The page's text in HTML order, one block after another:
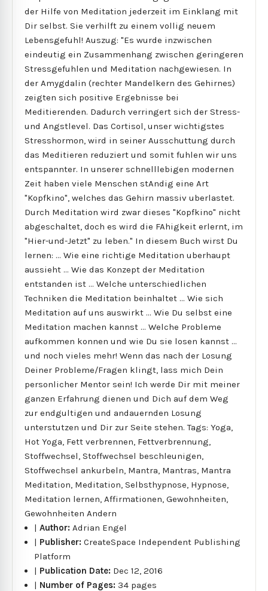
der Hilfe von Meditation jederzeit im Einklang mit
Dir selbst. Sie verhilft zu einem vollig neuem
Lebensgefuhl! Auszug: "Es wurde inzwischen
eindeutig ein Zusammenhang zwischen geringeren
Stressgefuhlen und Meditation nachgewiesen. In
der Amygdalin (rechter Mandelkern des Gehirnes)
zeigten sich positive Ergebnisse bei
Meditierenden. Dadurch verringert sich der Stress-
und Angstlevel. Das Cortisol, unser wichtigstes
Stresshormon, wird in seiner Ausschuttung durch
das Meditieren reduziert und somit fuhlen wir uns
entspannter. In unserer schnelllebigen modernen
Zeit haben viele Menschen stAndig eine Art
"Kopfkino", welches das Gehirn massiv uberlastet.
Durch Meditation wird zwar dieses "Kopfkino" nicht
abgeschaltet, doch es wird die FAhigkeit erlernt, im
"Hier-und-Jetzt" zu leben." In diesem Buch wirst Du
lernen: ... Wie eine richtige Meditation uberhaupt
aussieht ... Wie das Konzept der Meditation
entstanden ist ... Welche unterschiedlichen
Techniken die Meditation beinhaltet ... Wie sich
Meditation auf uns auswirkt ... Wie Du selbst eine
Meditation machen kannst ... Welche Probleme
aufkommen konnen und wie Du sie losen kannst ...
und noch vieles mehr! Wenn das nach der Losung
Deiner Probleme/Fragen klingt, lass mich Dein
personlicher Mentor sein! Ich werde Dir mit meiner
ganzen Erfahrung dienen und Dich auf dem Weg
zur endgultigen und andauernden Losung
unterstutzen und Dir zur Seite stehen. Tags: Yoga,
Hot Yoga, Fett verbrennen, Fettverbrennung,
Stoffwechsel, Stoffwechsel beschleunigen,
Stoffwechsel ankurbeln, Mantra, Mantras, Mantra
Meditation, Meditation, Selbsthypnose, Hypnose,
Meditation lernen, Affirmationen, Gewohnheiten,
Gewohnheiten Andern
|Author:Adrian Engel
| Publisher:CreateSpace Independent Publishing
Platform
| Publication Date: Dec 12, 2016
| Number of Pages: 34 pages